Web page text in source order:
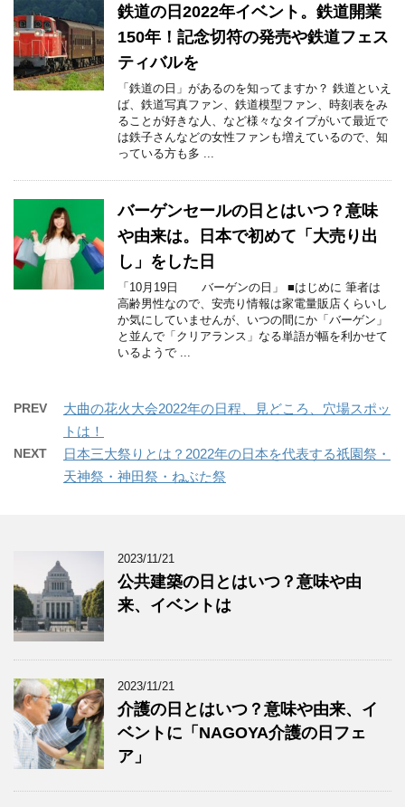
鉄道の日2022年イベント。鉄道開業
150年！記念切符の発売や鉄道フェス
ティバルを
「鉄道の日」があるのを知ってますか？ 鉄道といえ
ば、鉄道写真ファン、鉄道模型ファン、時刻表をみ
ることが好きな人、など様々なタイプがいて最近で
は鉄子さんなどの女性ファンも増えているので、知
っている方も多 ...
バーゲンセールの日とはいつ？意味
や由来は。日本で初めて「大売り出
し」をした日
「10月19日 バーゲンの日」 ■はじめに 筆者は
高齢男性なので、安売り情報は家電量販店くらいし
か気にしていませんが、いつの間にか「バーゲン」
と並んで「クリアランス」なる単語が幅を利かせて
いるようで ...
PREV
大曲の花火大会2022年の日程、見どころ、穴場スポッ
トは！
NEXT
日本三大祭りとは？2022年の日本を代表する祇園祭・
天神祭・神田祭・ねぶた祭
2023/11/21
公共建築の日とはいつ？意味や由
来、イベントは
2023/11/21
介護の日とはいつ？意味や由来、イ
ベントに「NAGOYA介護の日フェ
ア」